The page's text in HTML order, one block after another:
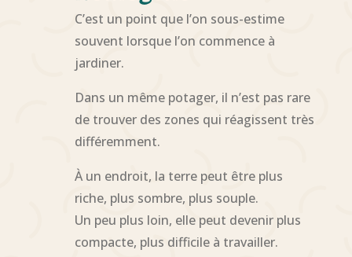
C’est un point que l’on sous-estime
souvent lorsque l’on commence à
jardiner.
Dans un même potager, il n’est pas rare
de trouver des zones qui réagissent très
différemment.
À un endroit, la terre peut être plus
riche, plus sombre, plus souple.
Un peu plus loin, elle peut devenir plus
compacte, plus difficile à travailler.